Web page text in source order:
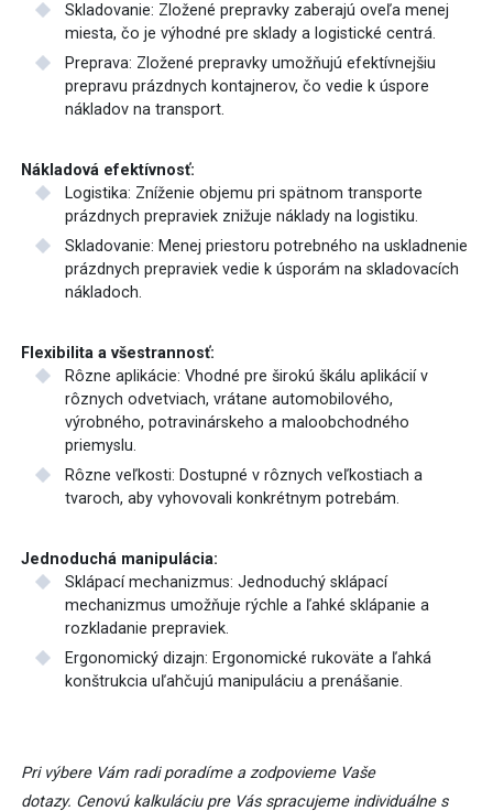
Manipulačné vozíky
Špeciálne riešenia na mieru
Skladovanie: Zložené prepravky zaberajú oveľa menej
miesta, čo je výhodné pre sklady a logistické centrá.
Preprava: Zložené prepravky umožňujú efektívnejšiu
prepravu prázdnych kontajnerov, čo vedie k úspore
nákladov na transport.
Nákladová efektívnosť:
Logistika: Zníženie objemu pri spätnom transporte
prázdnych prepraviek znižuje náklady na logistiku.
Skladovanie: Menej priestoru potrebného na uskladnenie
prázdnych prepraviek vedie k úsporám na skladovacích
nákladoch.
Flexibilita a všestrannosť:
Rôzne aplikácie: Vhodné pre širokú škálu aplikácií v
rôznych odvetviach, vrátane automobilového,
výrobného, potravinárskeho a maloobchodného
priemyslu.
Rôzne veľkosti: Dostupné v rôznych veľkostiach a
tvaroch, aby vyhovovali konkrétnym potrebám.
Jednoduchá manipulácia:
Sklápací mechanizmus: Jednoduchý sklápací
mechanizmus umožňuje rýchle a ľahké sklápanie a
rozkladanie prepraviek.
Ergonomický dizajn: Ergonomické rukoväte a ľahká
konštrukcia uľahčujú manipuláciu a prenášanie.
Pri výbere Vám radi poradíme a zodpovieme Vaše
dotazy. Cenovú kalkuláciu pre Vás spracujeme individuálne s